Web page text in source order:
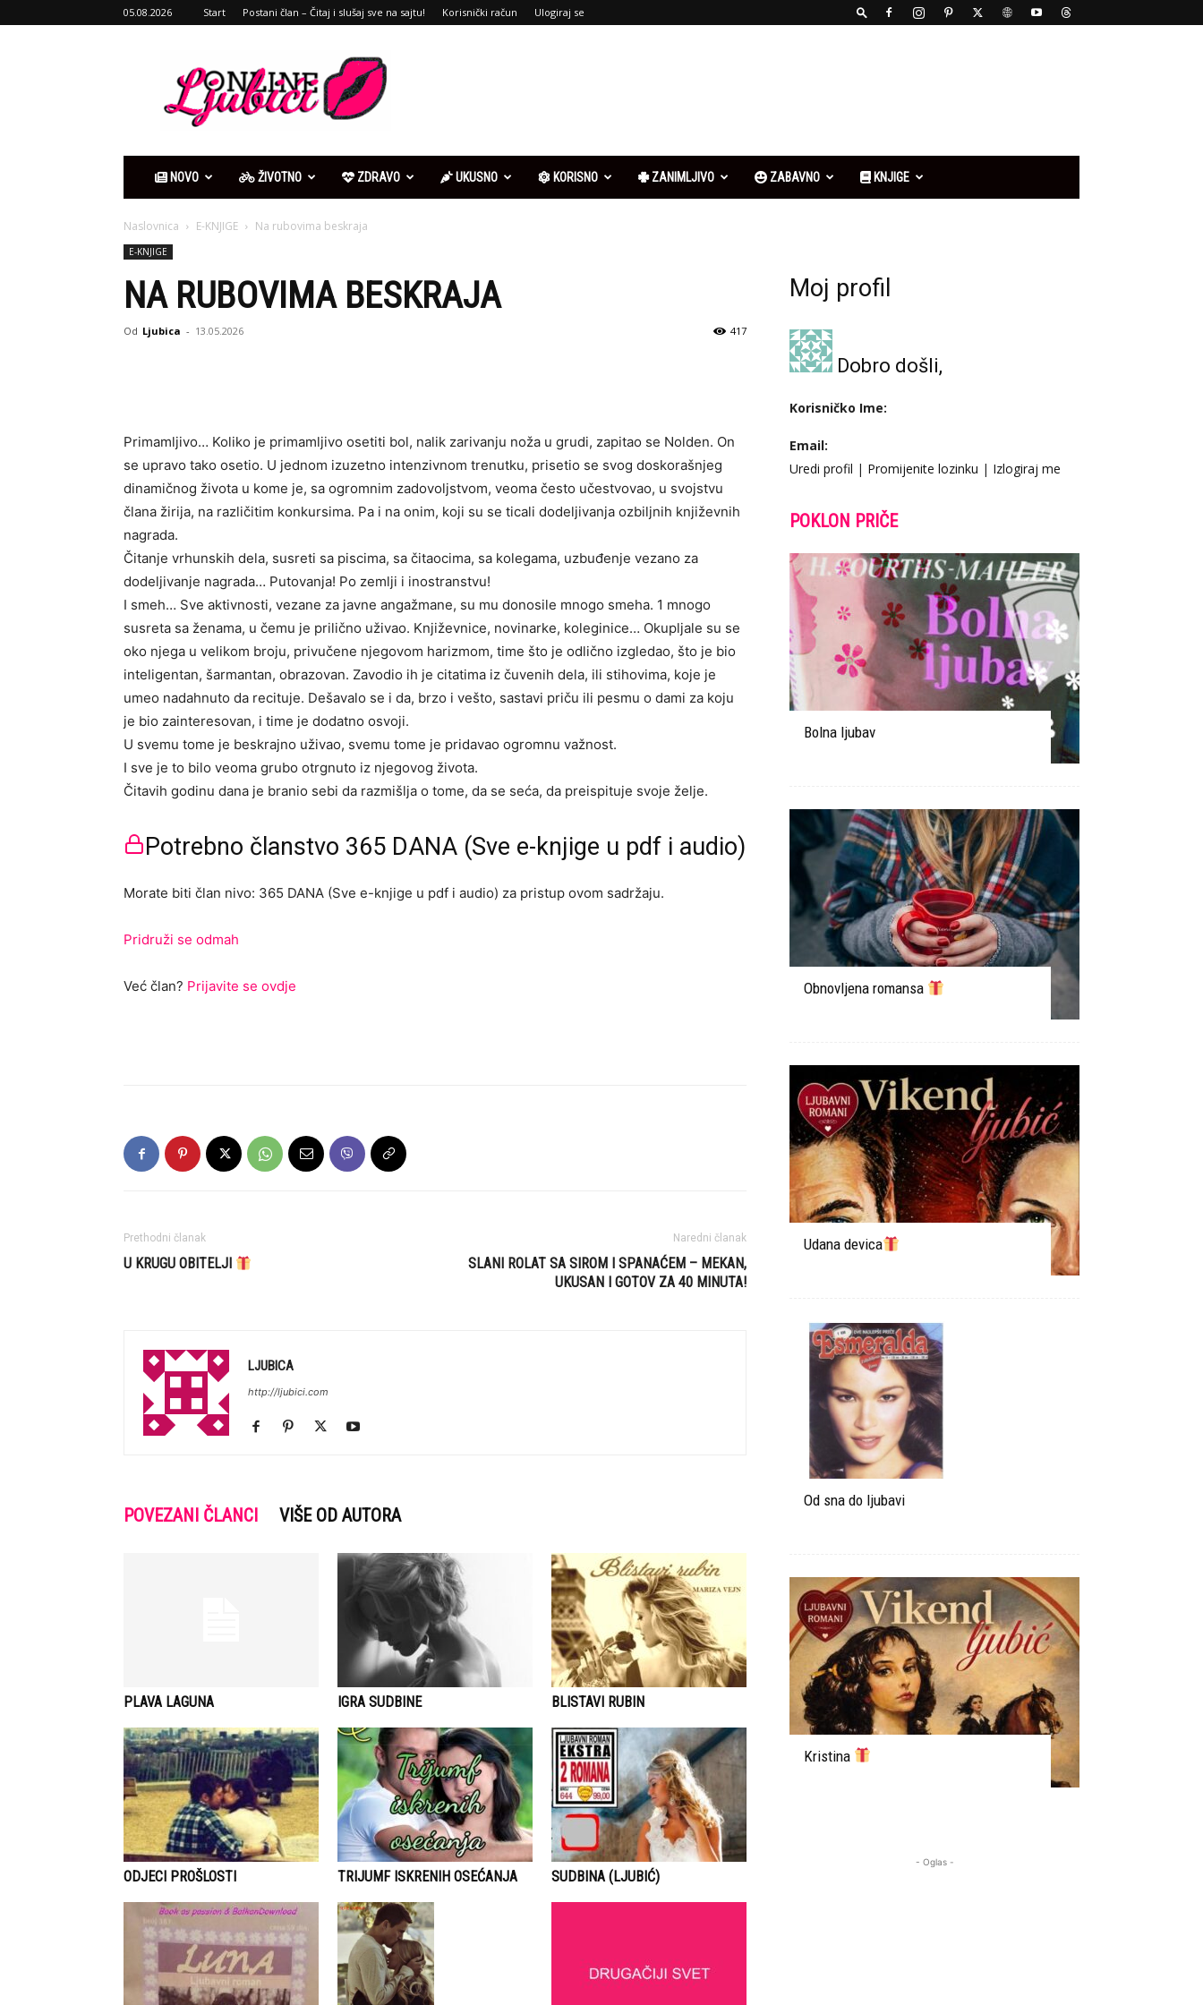
05.08.2026 Start Postani član – Čitaj i slušaj sve na sajtu! Korisnički račun Ulogiraj se
online
NOVO ŽIVOTNO ZDRAVO UKUSNO KORISNO ZANIMLJIVO ZABAVNO KNJIGE
Naslovnica E-KNJIGE Na rubovima beskraja
E-KNJIGE
NA RUBOVIMA BESKRAJA
Od Ljubica - 13.05.2026 417
Primamljivo… Koliko je primamljivo osetiti bol, nalik zarivanju noža u grudi, zapitao se Nolden. On
se upravo tako osetio. U jednom izuzetno intenzivnom trenutku, prisetio se svog doskorašnjeg
dinamičnog života u kome je, sa ogromnim zadovoljstvom, veoma često učestvovao, u svojstvu
člana žirija, na različitim konkursima. Pa i na onim, koji su se ticali dodeljivanja ozbiljnih književnih
nagrada.
Čitanje vrhunskih dela, susreti sa piscima, sa čitaocima, sa kolegama, uzbuđenje vezano za
dodeljivanje nagrada… Putovanja! Po zemlji i inostranstvu!
I smeh… Sve aktivnosti, vezane za javne angažmane, su mu donosile mnogo smeha. 1 mnogo
susreta sa ženama, u čemu je prilično uživao. Književnice, novinarke, koleginice… Okupljale su se
oko njega u velikom broju, privučene njegovom harizmom, time što je odlično izgledao, što je bio
inteligentan, šarmantan, obrazovan. Zavodio ih je citatima iz čuvenih dela, ili stihovima, koje je
umeo nadahnuto da recituje. Dešavalo se i da, brzo i vešto, sastavi priču ili pesmu o dami za koju
je bio zainteresovan, i time je dodatno osvoji.
U svemu tome je beskrajno uživao, svemu tome je pridavao ogromnu važnost.
I sve je to bilo veoma grubo otrgnuto iz njegovog života.
Čitavih godinu dana je branio sebi da razmišlja o tome, da se seća, da preispituje svoje želje.
Potrebno članstvo 365 DANA (Sve e-knjige u pdf i audio)
Morate biti član nivo: 365 DANA (Sve e-knjige u pdf i audio) za pristup ovom sadržaju.
Pridruži se odmah
Već član? Prijavite se ovdje
Prethodni članak
U KRUGU OBITELJI
Naredni članak
SLANI ROLAT SA SIROM I SPANAĆEM – MEKAN,
UKUSAN I GOTOV ZA 40 MINUTA!
LJUBICA
http://ljubici.com
POVEZANI ČLANCI VIŠE OD AUTORA
PLAVA LAGUNA IGRA SUDBINE BLISTAVI RUBIN
ODJECI PROŠLOSTI TRIJUMF ISKRENIH OSEĆANJA SUDBINA (LJUBIĆ)
Moj profil
Dobro došli,
Korisničko Ime:
Email:
Uredi profil | Promijenite lozinku | Izlogiraj me
POKLON PRIČE
Bolna ljubav
Obnovljena romansa
Udana devica
Od sna do ljubavi
Kristina
- Oglas -